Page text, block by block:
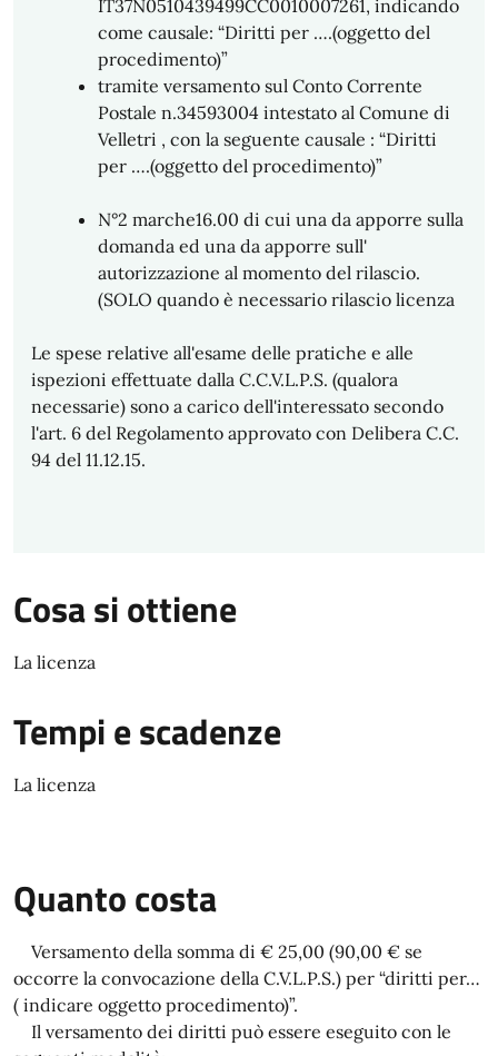
IT37N0510439499CC0010007261, indicando
come causale: “Diritti per ….(oggetto del
procedimento)”
tramite versamento sul Conto Corrente
Postale n.34593004 intestato al Comune di
Velletri , con la seguente causale : “Diritti
per ….(oggetto del procedimento)”
N°2 marche16.00 di cui una da apporre sulla
domanda ed una da apporre sull'
autorizzazione al momento del rilascio.
(SOLO quando è necessario rilascio licenza
Le spese relative all'esame delle pratiche e alle
ispezioni effettuate dalla C.C.V.L.P.S. (qualora
necessarie) sono a carico dell'interessato secondo
l'art. 6 del Regolamento approvato con Delibera C.C.
94 del 11.12.15.
Cosa si ottiene
La licenza
Tempi e scadenze
La licenza
Quanto costa
Versamento della somma di € 25,00 (90,00 € se
occorre la convocazione della C.V.L.P.S.) per “diritti per…
( indicare oggetto procedimento)”.
Il versamento dei diritti può essere eseguito con le